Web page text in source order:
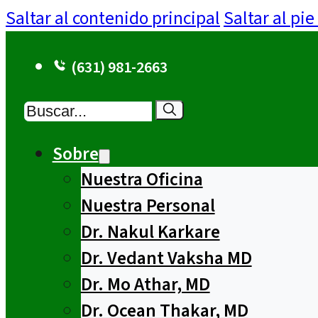
Saltar al contenido principalSaltar al
(631) 981-2663
Buscar
Sobre
Nuestra Oficina
Nuestra Personal
Dr. Nakul Karkare
Dr. Vedant Vaksha MD
Dr. Mo Athar, MD
Dr. Ocean Thakar, MD